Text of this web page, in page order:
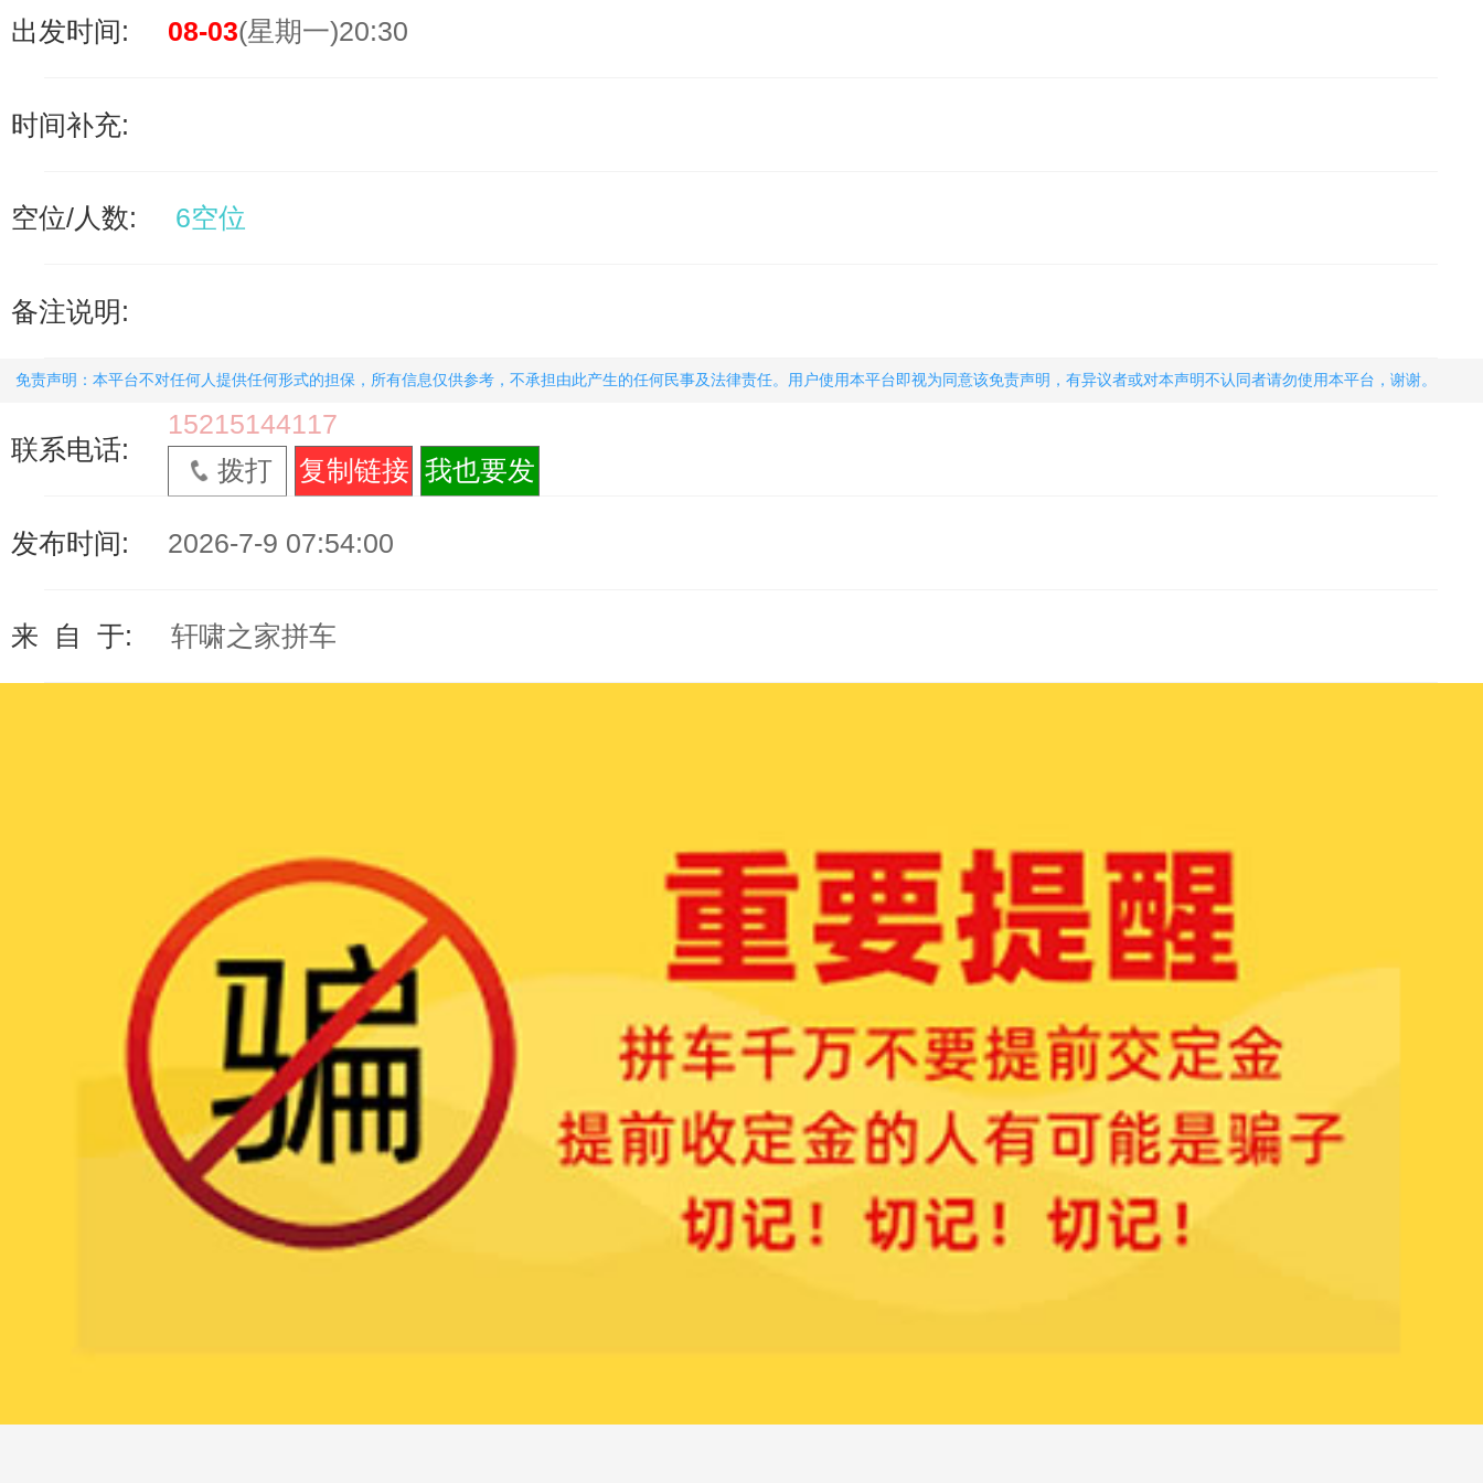
出发时间: 08-03(星期一)20:30
时间补充:
空位/人数: 6空位
备注说明:
免责声明：本平台不对任何人提供任何形式的担保，所有信息仅供参考，不承担由此产生的任何民事及法律责任。用户使用本平台即视为同意该免责声明，有异议者或对本声明不认同者请勿使用本平台，谢谢。
联系电话:
15215144117
拨打
复制链接 我也要发
发布时间: 2026-7-9 07:54:00
来 自 于: 轩啸之家拼车